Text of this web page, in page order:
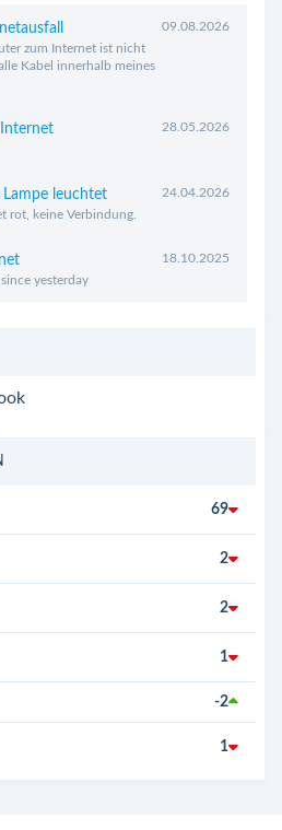
zum Internet ist nicht
Kabel innerhalb meines
09.08.2026
Internet 28.05.2026
Lampe leuchtet
rot, keine Verbindung.
24.04.2026
yesterday
18.10.2025
69
2
2
1
-2
1